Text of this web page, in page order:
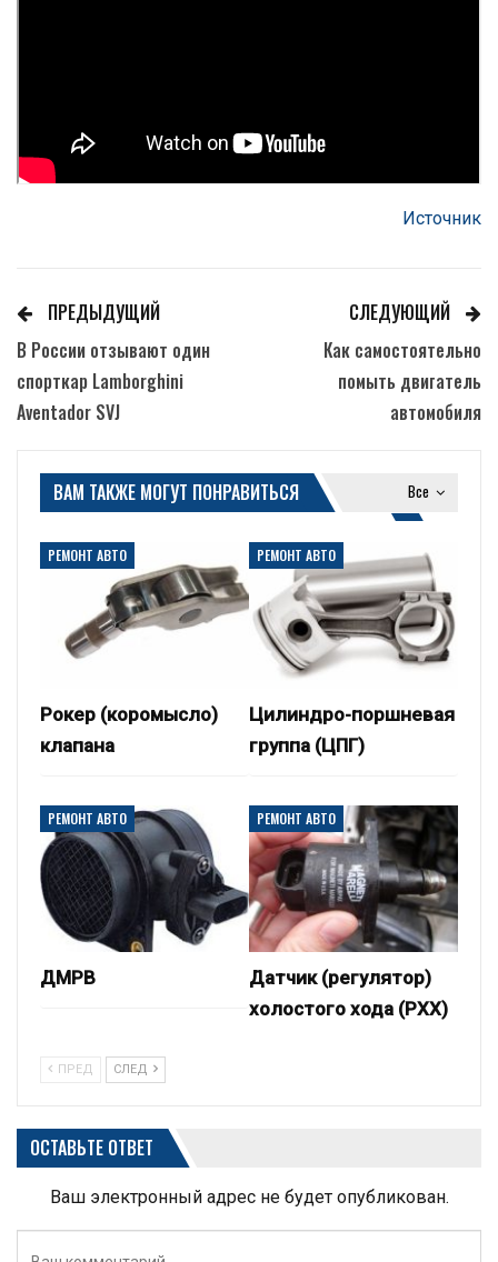
Источник
ПРЕДЫДУЩИЙ
В России отзывают один
спорткар Lamborghini
Aventador SVJ
СЛЕДУЮЩИЙ
Как самостоятельно
помыть двигатель
автомобиля
Все
ВАМ ТАКЖЕ МОГУТ ПОНРАВИТЬСЯ
РЕМОНТ АВТО
Рокер (коромысло)
клапана
РЕМОНТ АВТО
Цилиндро-поршневая
группа (ЦПГ)
РЕМОНТ АВТО
ДМРВ
РЕМОНТ АВТО
Датчик (регулятор)
холостого хода (РХХ)
ПРЕД СЛЕД
ОСТАВЬТЕ ОТВЕТ
Ваш электронный адрес не будет опубликован.